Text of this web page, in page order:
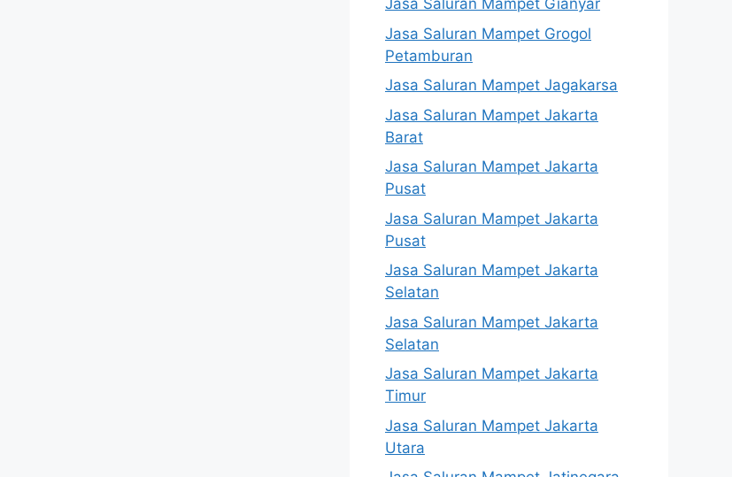
Jasa Saluran Mampet Gianyar
Jasa Saluran Mampet Grogol
Petamburan
Jasa Saluran Mampet Jagakarsa
Jasa Saluran Mampet Jakarta
Barat
Jasa Saluran Mampet Jakarta
Pusat
Jasa Saluran Mampet Jakarta
Pusat
Jasa Saluran Mampet Jakarta
Selatan
Jasa Saluran Mampet Jakarta
Selatan
Jasa Saluran Mampet Jakarta
Timur
Jasa Saluran Mampet Jakarta
Utara